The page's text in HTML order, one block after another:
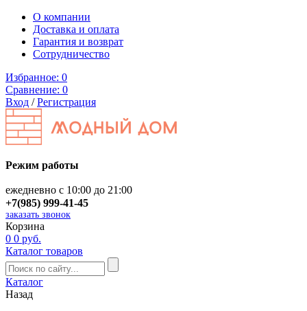
О компании
Доставка и оплата
Гарантия и возврат
Сотрудничество
Избранное: 0
Сравнение: 0
Вход /Регистрация
Режим работы
ежедневно с 10:00 до 21:00
+7(985) 999-41-45
заказать звонок
Корзина
0 0 руб.
Каталог товаров
Каталог
Назад